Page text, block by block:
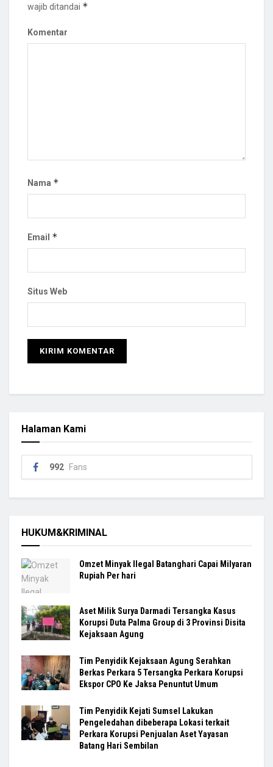
wajib ditandai *
Komentar
Nama *
Email *
Situs Web
Halaman Kami
992 Fans
HUKUM&KRIMINAL
Omzet Minyak Ilegal Batanghari Capai Milyaran
Rupiah Per hari
Aset Milik Surya Darmadi Tersangka Kasus
Korupsi Duta Palma Group di 3 Provinsi Disita
Kejaksaan Agung
Tim Penyidik Kejaksaan Agung Serahkan
Berkas Perkara 5 Tersangka Perkara Korupsi
Ekspor CPO Ke Jaksa Penuntut Umum
Tim Penyidik Kejati Sumsel Lakukan
Pengeledahan dibeberapa Lokasi terkait
Perkara Korupsi Penjualan Aset Yayasan
Batang Hari Sembilan